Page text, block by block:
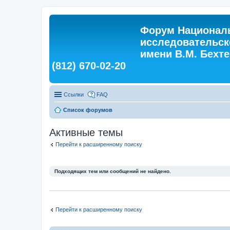
Форум
имени В.М.
(812) 670-02-20
Ссылки FAQ
Список форумов
Активные темы
Перейти к расширенному поиску
Подходящих тем или сообщений не найдено.
Перейти к расширенному поиску